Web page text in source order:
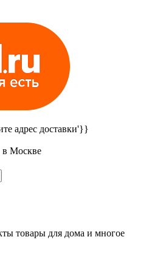
адрес доставки'}}
в Москве
товары для дома и многое